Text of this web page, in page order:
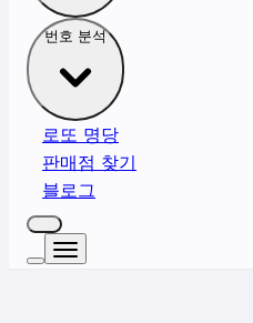
번호 분석
로또 명당
판매점 찾기
블로그